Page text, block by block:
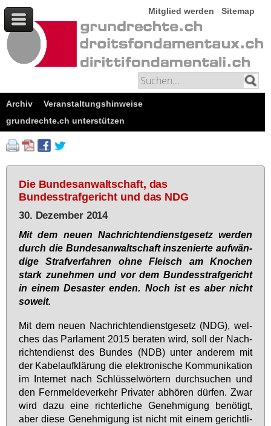
Mitglied werden Sitemap
Archiv
Veranstaltungshinweise
grundrechte.ch unterstützen
Die Bundesanwaltschaft, das
Bundesstrafgericht und das NDG
30. Dezember 2014
Mit dem neu­en Nach­rich­ten­dienst­ge­setz wer­den
durch die Bun­des­an­walt­schaft in­sze­nier­te auf­wän­
di­ge Straf­ver­fah­ren oh­ne Fleisch am Kno­chen
stark zu­neh­men und vor dem Bun­des­straf­ge­richt
in ei­nem De­sas­ter en­den. Noch ist es aber nicht
so­weit.
Mit dem neu­en Nach­rich­ten­dienst­ge­setz (NDG), wel­
ches das Par­la­ment 2015 be­ra­ten wird, soll der Nach­
rich­ten­dienst des Bun­des (NDB) un­ter an­de­rem mit
der Ka­belauf­klä­rung die elek­tro­ni­sche Kom­mu­ni­ka­ti­on
im In­ter­net nach Schlüs­sel­wör­tern durch­su­chen und
den Fern­mel­de­ver­kehr Pri­va­ter ab­hö­ren dür­fen. Zwar
wird da­zu ei­ne rich­ter­li­che Ge­neh­mi­gung be­nö­tigt,
aber die­se Ge­neh­mi­gung ist nicht mit ei­nem ge­richt­li­